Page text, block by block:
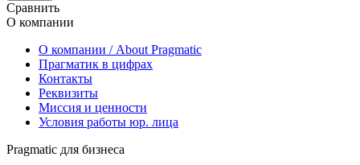
Сравнить
О компании
О компании / About Pragmatic
Прагматик в цифрах
Контакты
Реквизиты
Миссия и ценности
Условия работы юр. лица
Pragmatic для бизнеса